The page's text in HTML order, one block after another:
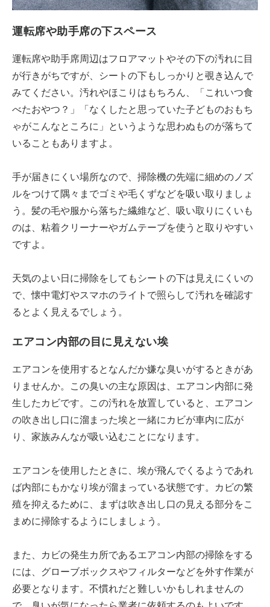
運転席や助手席の下スペース
運転席や助手席周辺はフロアマットやその下の汚れに目
が行きがちですが、シートの下もしっかりと覗き込んで
みてください。汚れやほこりはもちろん、「これいつ食
べたおやつ？」「なくしたと思っていた子どものおもち
ゃがこんなところに」というような思わぬものが落ちて
いることもありますよ。
手が届きにくい場所なので、掃除機の先端に細めのノズ
ルをつけて隅々までゴミや毛くずなどを吸い取りましょ
う。髪の毛や服から落ちた繊維など、吸い取りにくいも
のは、粘着クリーナーやガムテープを使うと取りやすい
ですよ。
天気のよい日に掃除をしてもシートの下は見えにくいの
で、懐中電灯やスマホのライトで照らして汚れを確認す
るとよく見えるでしょう。
エアコン内部の目に見えない埃
エアコンを使用するとなんだか嫌な臭いがするときがあ
りませんか。この臭いの主な原因は、エアコン内部に発
生したカビです。この汚れを放置していると、エアコン
の吹き出し口に溜まった埃と一緒にカビが車内に広が
り、家族みんなが吸い込むことになります。
エアコンを使用したときに、埃が飛んでくるようであれ
ば内部にもかなり埃が溜まっている状態です。カビの繁
殖を抑えるために、まずは吹き出し口の見える部分をこ
まめに掃除するようにしましょう。
また、カビの発生カ所であるエアコン内部の掃除をする
には、グローブボックスやフィルターなどを外す作業が
必要となります。不慣れだと難しいかもしれませんの